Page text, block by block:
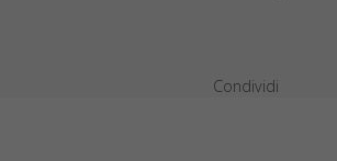
Condividi